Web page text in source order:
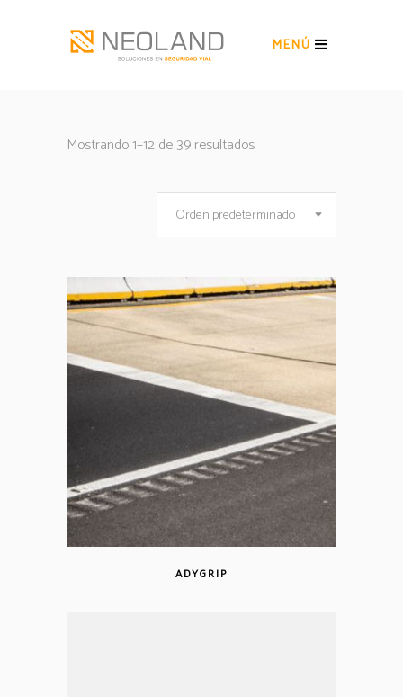
MENÚ
Mostrando 1–12 de 39 resultados
Orden predeterminado
ADYGRIP